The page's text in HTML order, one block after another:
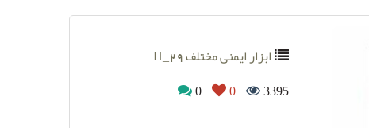
ابزار ایمنی مختلف H_29
3395
0
0